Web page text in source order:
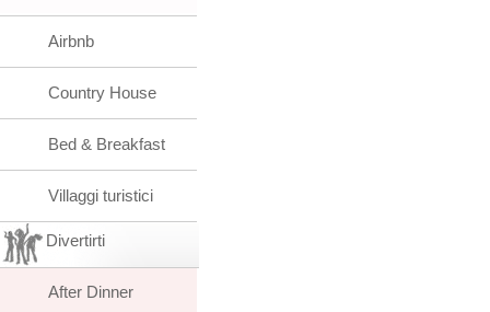
Airbnb
Country House
Bed & Breakfast
Villaggi turistici
Divertirti
After Dinner